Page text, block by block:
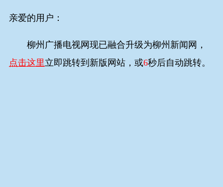
亲爱的用户：
柳州广播电视网现已融合升级为柳州新闻网，
点击这里立即跳转到新版网站，或6秒后自动跳转。